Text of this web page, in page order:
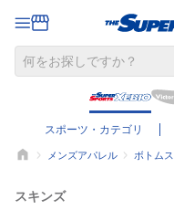
スポーツ・カテゴリ
メンズアパレル ボトムス
スキンズ